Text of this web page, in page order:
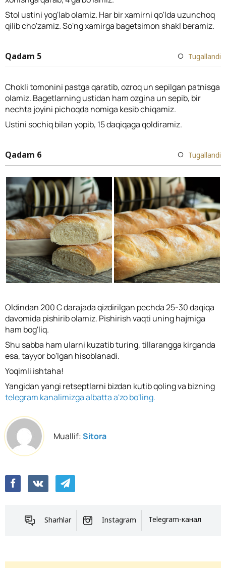
Stol ustini yog'lab olamiz. Har bir xamirni qo'lda uzunchoq
qilib cho'zamiz. So'ng xamirga bagetsimon shakl beramiz.
Qadam 5 Tugallandi
Chokli tomonini pastga qaratib, ozroq un sepilgan patnisga
olamiz. Bagetlarning ustidan ham ozgina un sepib, bir
nechta joyini pichoqda nomiga kesib chiqamiz.
Ustini sochiq bilan yopib, 15 daqiqaga qoldiramiz.
Qadam 6 Tugallandi
Oldindan 200 C darajada qizdirilgan pechda 25-30 daqiqa
davomida pishirib olamiz. Pishirish vaqti uning hajmiga
ham bog'liq.
Shu sabba ham ularni kuzatib turing, tillarangga kirganda
esa, tayyor bo'lgan hisoblanadi.
Yoqimli ishtaha!
Yangidan yangi retseptlarni bizdan kutib qoling va bizning
telegram kanalimizga albatta a'zo bo'ling.
Muallif:Sitora
Sharhlar Instagram Telegram-канал